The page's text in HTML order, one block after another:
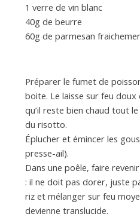
1 verre de vin blanc
40g de beurre
60g de parmesan
Préparer le fumet de
boite. Le laisse sur feu
qu’il reste bien chaud tout
du risotto.
Éplucher et émincer les
presse-ail).
Dans une poêle, faire revenir
: il ne doit pas dorer, juste
riz et mélanger sur feu
devienne translucide.